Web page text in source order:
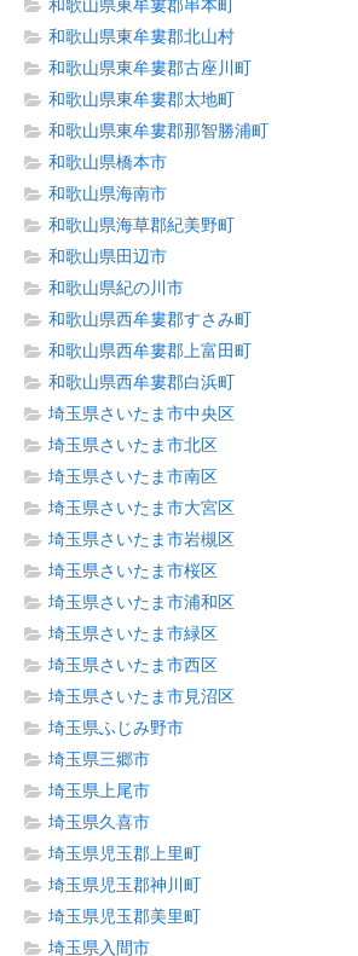
和歌山県東牟婁郡串本町
和歌山県東牟婁郡北山村
和歌山県東牟婁郡古座川町
和歌山県東牟婁郡太地町
和歌山県東牟婁郡那智勝浦町
和歌山県橋本市
和歌山県海南市
和歌山県海草郡紀美野町
和歌山県田辺市
和歌山県紀の川市
和歌山県西牟婁郡すさみ町
和歌山県西牟婁郡上富田町
和歌山県西牟婁郡白浜町
埼玉県さいたま市中央区
埼玉県さいたま市北区
埼玉県さいたま市南区
埼玉県さいたま市大宮区
埼玉県さいたま市岩槻区
埼玉県さいたま市桜区
埼玉県さいたま市浦和区
埼玉県さいたま市緑区
埼玉県さいたま市西区
埼玉県さいたま市見沼区
埼玉県ふじみ野市
埼玉県三郷市
埼玉県上尾市
埼玉県久喜市
埼玉県児玉郡上里町
埼玉県児玉郡神川町
埼玉県児玉郡美里町
埼玉県入間市